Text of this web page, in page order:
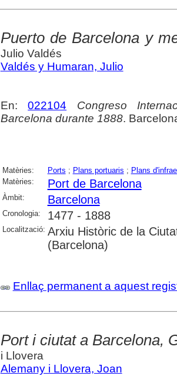
Puerto de Barcelona y
Julio Valdés
Valdés y Humaran, Julio
En:022104
Congreso
Barcelona durante 1888.
Matèries: Ports ; Plans portuaris ; Plans
Matèries:
Port de Barcelona
Àmbit: Barcelona
Cronologia: 1477 - 1888
Localització: Arxiu Històric de la
(Barcelona)
Enllaç permanent a aquest
Port i ciutat a Barcelona,
i Llovera
Alemany i Llovera, Joan